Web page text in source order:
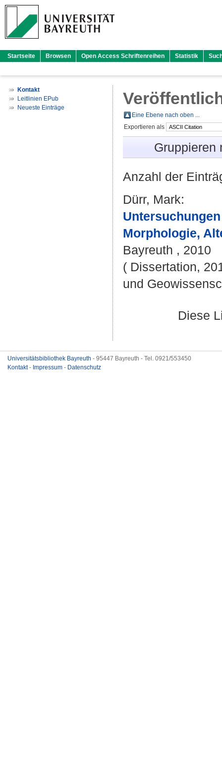
Startseite Browsen Open Access Schriftenreihen Statistik
Kontakt
Leitlinien EPub
Neueste Einträge
Eine Ebene nach oben ...
Exportieren als
Anzahl der
Dürr, Mark:
Morphologie,
Bayreuth , 2010
( Dissertation,
und
Diese
Universitätsbibliothek Bayreuth - 95447 Bayreuth - Tel. 0921/553450
Kontakt- Impressum - Datenschutz